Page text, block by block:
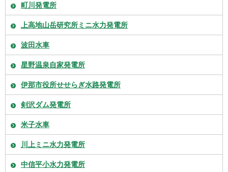
町川発電所
上高地山岳研究所ミニ水力発電所
波田水車
星野温泉自家発電所
伊那市役所せせらぎ水路発電所
剣沢ダム発電所
米子水車
川上ミニ水力発電所
中信平小水力発電所